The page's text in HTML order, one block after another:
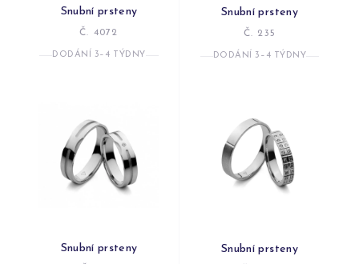
Snubní prsteny
Č. 4072
DODÁNÍ 3–4 TÝDNY
Snubní prsteny
Č. 235
DODÁNÍ 3–4 TÝDNY
Snubní prsteny Snubní prsteny